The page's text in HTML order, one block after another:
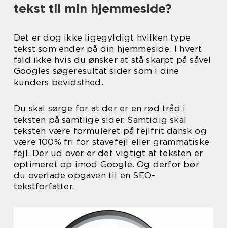
tekst til min hjemmeside?
Det er dog ikke ligegyldigt hvilken type
tekst som ender på din hjemmeside. I hvert
fald ikke hvis du ønsker at stå skarpt på såvel
Googles søgeresultat sider som i dine
kunders bevidsthed.
Du skal sørge for at der er en rød tråd i
teksten på samtlige sider. Samtidig skal
teksten være formuleret på fejlfrit dansk og
være 100% fri for stavefejl eller grammatiske
fejl. Der ud over er det vigtigt at teksten er
optimeret op imod Google. Og derfor bør
du overlade opgaven til en SEO-
tekstforfatter.